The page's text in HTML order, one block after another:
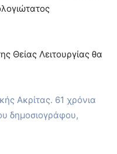
Θείας Λειτουργίας θα
Ακρίτας. 61 χρόνια
δημοσιογράφου,